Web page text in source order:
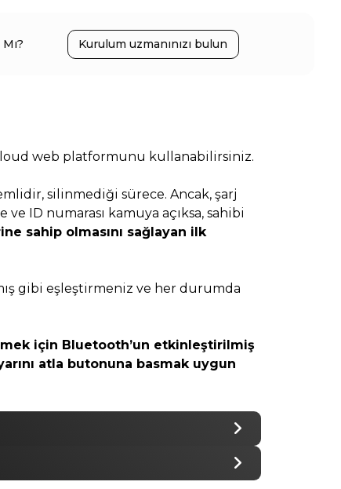
Kurulum uzmanınızı bulun
web platformunu kullanabilirsiniz.
silinmediği sürece. Ancak, şarj
ID numarası kamuya açıksa, sahibi
sahip olmasını sağlayan ilk
gibi eşleştirmeniz ve her durumda
için Bluetooth’un etkinleştirilmiş
atla butonuna basmak uygun